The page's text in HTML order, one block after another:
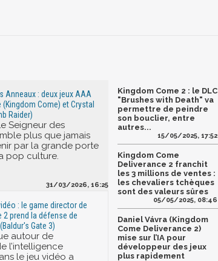
Anneaux : deux jeux AAA
Come) et Crystal
Raider)
Seigneur des
plus que jamais
par la grande porte
pop culture.
31/03/2026, 16:25
: le game director de
2 prend la défense de
Gate 3)
autour de
l’intelligence
le jeu vidéo a
Kingdom Come 2 : le DLC
"Brushes with Death" va
permettre de peindre
son bouclier, entre
autres...
15/05/2025, 17:52
Kingdom Come
Deliverance 2 franchit
les 3 millions de ventes :
les chevaliers tchèques
sont des valeurs sûres
05/05/2025, 08:46
Daniel Vávra (Kingdom
Come Deliverance 2)
mise sur l’IA pour
développeur des jeux
plus rapidement